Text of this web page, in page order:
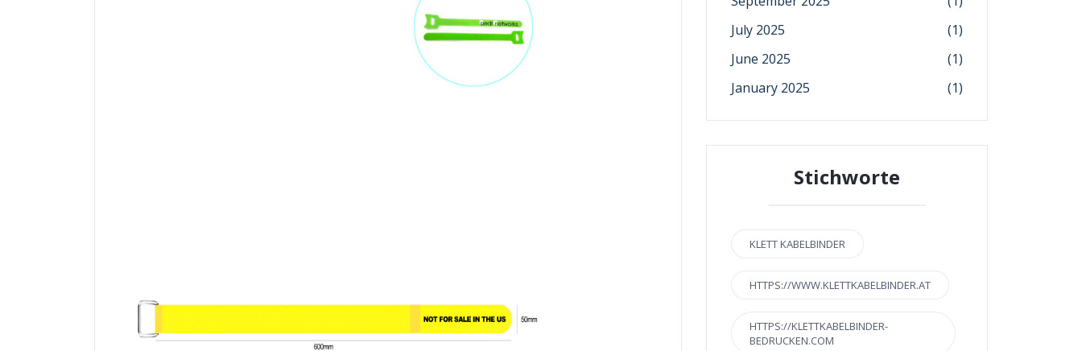
July 2025
(1)
June 2025
(1)
January 2025
(1)
Stichworte
KLETT KABELBINDER
HTTPS://WWW.KLETTKABELBINDER.AT
HTTPS://KLETTKABELBINDER-
BEDRUCKEN.COM